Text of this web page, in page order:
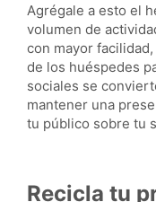
Agrégale a esto el
volumen de
con mayor
de los huéspedes
sociales se
mantener una
tu público sobre tu
Recicla tu